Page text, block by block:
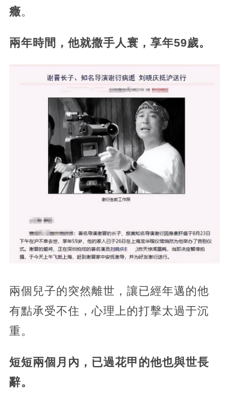
癥。
兩年時間，他就撒手人寰，享年59歲。
兩個兒子的突然離世，讓已經年邁的他
有點承受不住，心理上的打擊太過于沉
重。
短短兩個月內，已過花甲的他也與世長
辭。